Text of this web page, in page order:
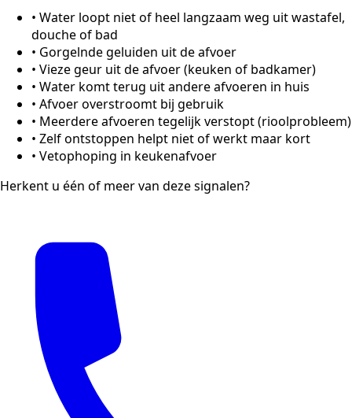
• Water loopt niet of heel langzaam weg uit wastafel,
douche of bad
• Gorgelnde geluiden uit de afvoer
• Vieze geur uit de afvoer (keuken of badkamer)
• Water komt terug uit andere afvoeren in huis
• Afvoer overstroomt bij gebruik
• Meerdere afvoeren tegelijk verstopt (rioolprobleem)
• Zelf ontstoppen helpt niet of werkt maar kort
• Vetophoping in keukenafvoer
Herkent u één of meer van deze signalen?